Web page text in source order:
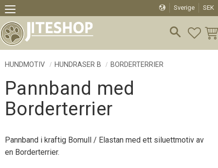
Meny
Sverige SEK
HUNDMOTIV HUNDRASER B BORDERTERRIER
Pannband med
Borderterrier
Pannband i kraftig Bomull / Elastan med ett siluettmotiv av
en Borderterrier.